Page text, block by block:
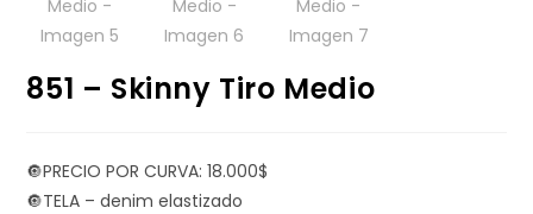
851 – Skinny Tiro Medio
🔘PRECIO POR CURVA: 18.000$
🔘TELA – denim elastizado